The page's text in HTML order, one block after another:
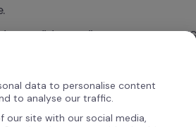
candidatos diretamente no
ao promover a cultura
data to personalise content
to analyse our traffic.
our site with our social media,